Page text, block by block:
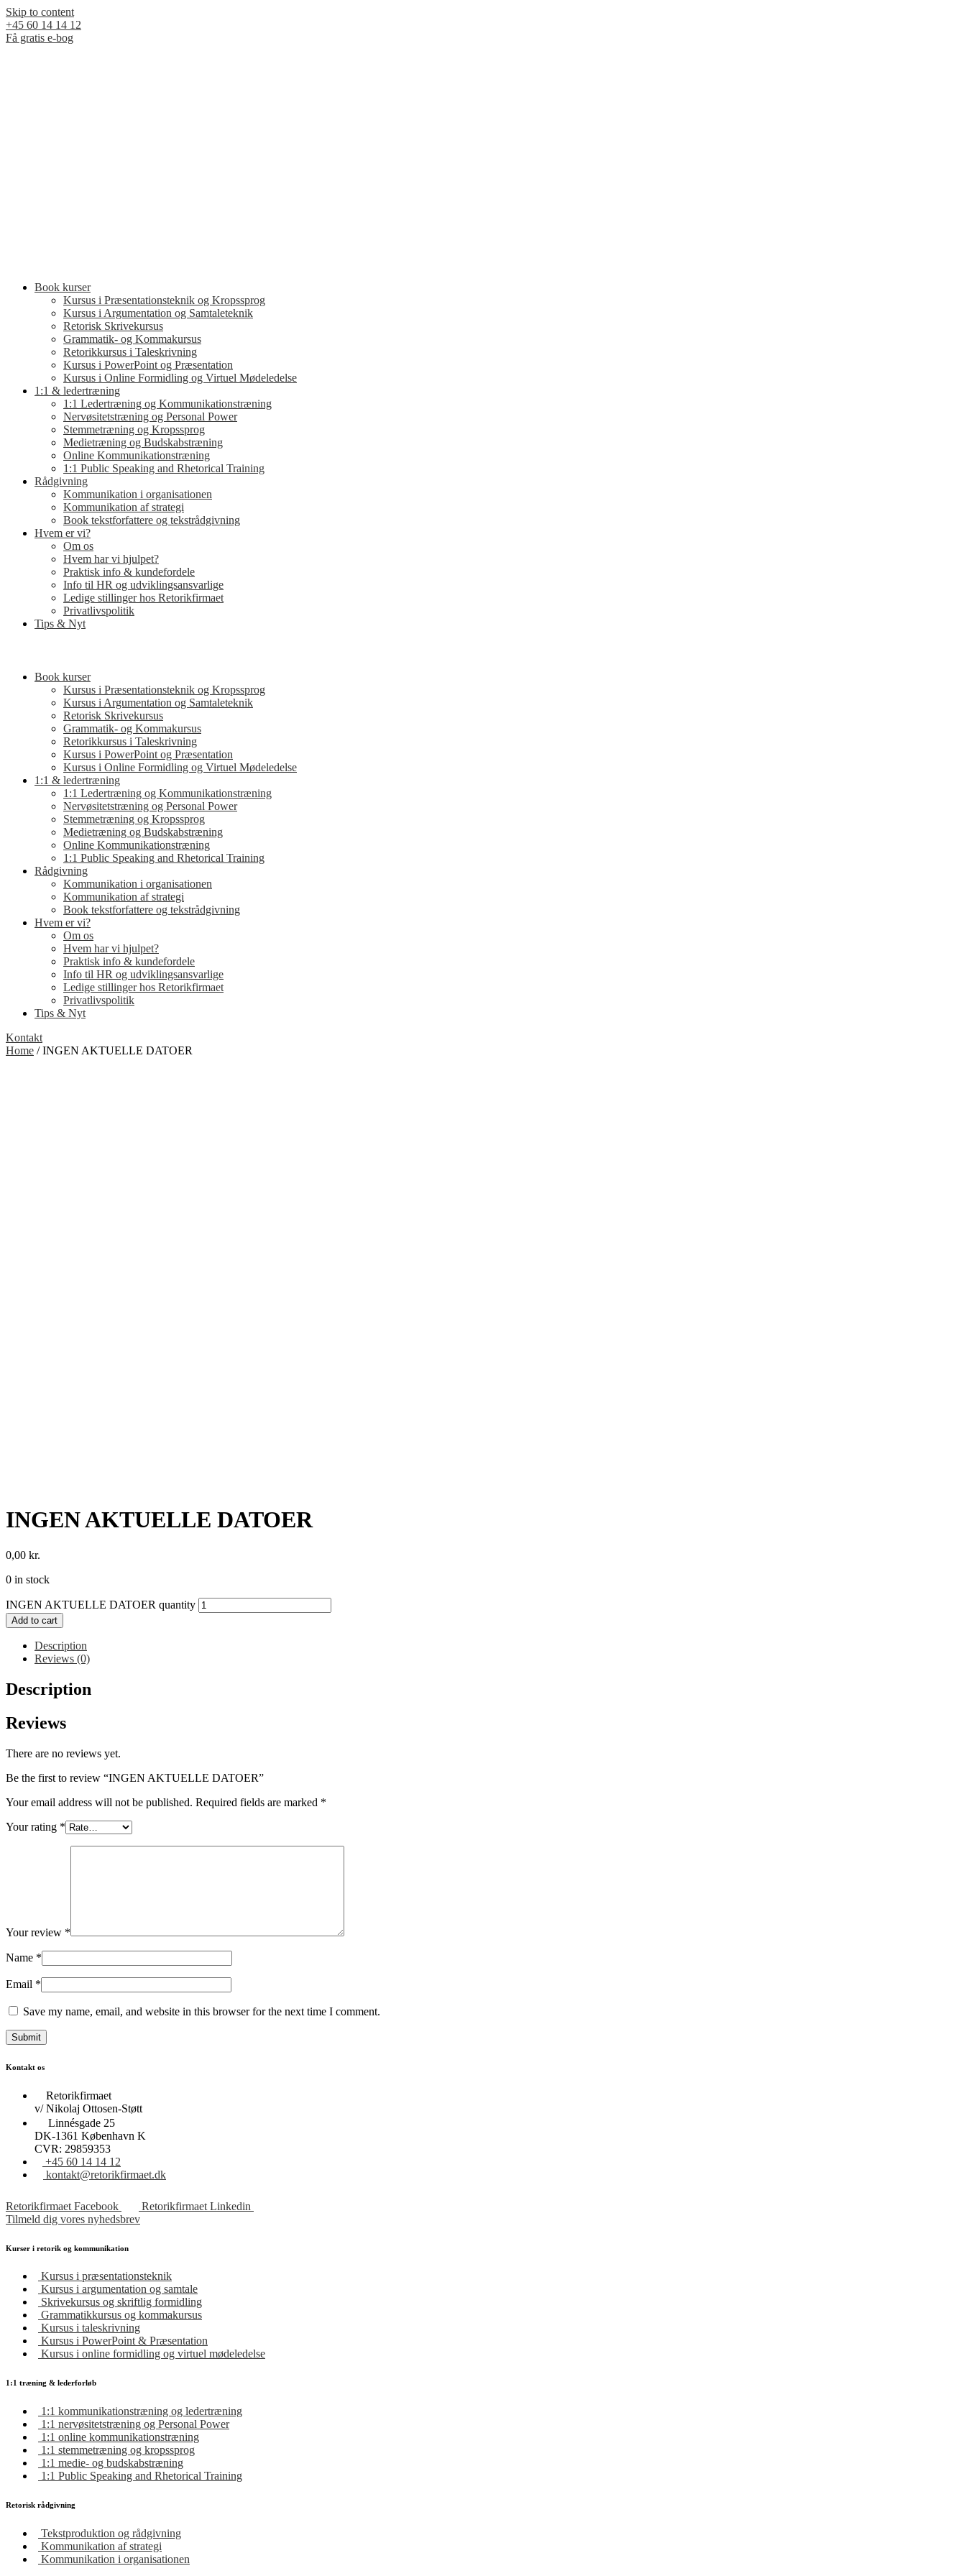
Skip to content
+45 60 14 14 12
Få gratis e-bog
Book kurser
Kursus i Præsentationsteknik og Kropssprog
Kursus i Argumentation og Samtaleteknik
Retorisk Skrivekursus
Grammatik- og Kommakursus
Retorikkursus i Taleskrivning
Kursus i PowerPoint og Præsentation
Kursus i Online Formidling og Virtuel Mødeledelse
1:1 & ledertræning
1:1 Ledertræning og Kommunikationstræning
Nervøsitetstræning og Personal Power
Stemmetræning og Kropssprog
Medietræning og Budskabstræning
Online Kommunikationstræning
1:1 Public Speaking and Rhetorical Training
Rådgivning
Kommunikation i organisationen
Kommunikation af strategi
Book tekstforfattere og tekstrådgivning
Hvem er vi?
Om os
Hvem har vi hjulpet?
Praktisk info & kundefordele
Info til HR og udviklingsansvarlige
Ledige stillinger hos Retorikfirmaet
Privatlivspolitik
Tips & Nyt
Book kurser
Kursus i Præsentationsteknik og Kropssprog
Kursus i Argumentation og Samtaleteknik
Retorisk Skrivekursus
Grammatik- og Kommakursus
Retorikkursus i Taleskrivning
Kursus i PowerPoint og Præsentation
Kursus i Online Formidling og Virtuel Mødeledelse
1:1 & ledertræning
1:1 Ledertræning og Kommunikationstræning
Nervøsitetstræning og Personal Power
Stemmetræning og Kropssprog
Medietræning og Budskabstræning
Online Kommunikationstræning
1:1 Public Speaking and Rhetorical Training
Rådgivning
Kommunikation i organisationen
Kommunikation af strategi
Book tekstforfattere og tekstrådgivning
Hvem er vi?
Om os
Hvem har vi hjulpet?
Praktisk info & kundefordele
Info til HR og udviklingsansvarlige
Ledige stillinger hos Retorikfirmaet
Privatlivspolitik
Tips & Nyt
Kontakt
Home / INGEN AKTUELLE DATOER
INGEN AKTUELLE DATOER
0,00 kr.
0 in stock
INGEN AKTUELLE DATOER quantity
Add to cart
Description
Reviews (0)
Description
Reviews
There are no reviews yet.
Be the first to review “INGEN AKTUELLE DATOER”
Your email address will not be published. Required fields are marked *
Your rating *
Your review *
Name *
Email *
Save my name, email, and website in this browser for the next time I comment.
Kontakt os
Retorikfirmaet
v/ Nikolaj Ottosen-Støtt
Linnésgade 25
DK-1361 København K
CVR: 29859353
+45 60 14 14 12
kontakt@retorikfirmaet.dk
Retorikfirmaet Facebook
Retorikfirmaet Linkedin
Tilmeld dig vores nyhedsbrev
Kurser i retorik og kommunikation
Kursus i præsentationsteknik
Kursus i argumentation og samtale
Skrivekursus og skriftlig formidling
Grammatikkursus og kommakursus
Kursus i taleskrivning
Kursus i PowerPoint & Præsentation
Kursus i online formidling og virtuel mødeledelse
1:1 træning & lederforløb
1:1 kommunikationstræning og ledertræning
1:1 nervøsitetstræning og Personal Power
1:1 online kommunikationstræning
1:1 stemmetræning og kropssprog
1:1 medie- og budskabstræning
1:1 Public Speaking and Rhetorical Training
Retorisk rådgivning
Tekstproduktion og rådgivning
Kommunikation af strategi
Kommunikation i organisationen